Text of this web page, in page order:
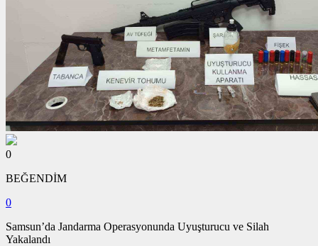
0
BEĞENDİM
0
Samsun’da Jandarma Operasyonunda Uyuşturucu ve Silah
Yakalandı